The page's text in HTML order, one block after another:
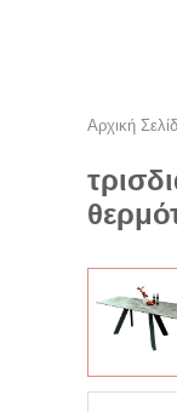
Αρχική